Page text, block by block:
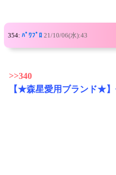
354: ﾊﾟﾜﾌﾟﾛ 21/10/06(水):43
>>340
【★森星愛用ブランド★